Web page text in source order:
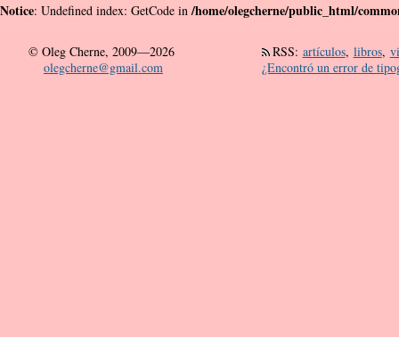
Notice: Undefined index: GetCode in/home/olegcherne/public_html/
© Oleg Cherne, 2009—2026
olegcherne@gmail.com
RSS: artículos, libros,
¿Encontró un error de